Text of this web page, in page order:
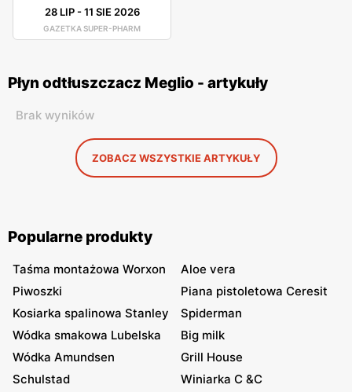
28 LIP-11 SIE 2026
GAZETKA SUPER-PHARM
Płyn odtłuszczacz Meglio - artykuły
Brak wyników
ZOBACZ WSZYSTKIE ARTYKUŁY
Popularne produkty
Taśma montażowa Worxon
Aloe vera
Piwoszki
Piana pistoletowa Ceresit
Kosiarka spalinowa Stanley
Spiderman
Wódka smakowa Lubelska
Big milk
Wódka Amundsen
Grill House
Schulstad
Winiarka C &C